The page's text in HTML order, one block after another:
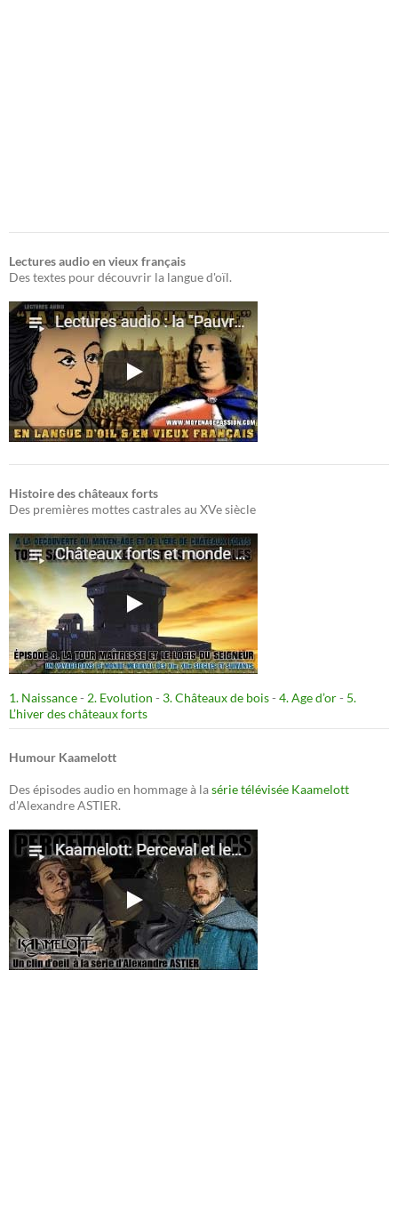
Lectures audio en vieux français
Des textes pour découvrir la langue d'oïl.
Histoire des châteaux forts
Des premières mottes castrales au XVe siècle
1. Naissance- 2. Evolution - 3. Châteaux de bois- 4. Age d’or- 5.
L’hiver des châteaux forts
Humour Kaamelott
Des épisodes audio en hommage à lasérie télévisée Kaamelott
d'Alexandre ASTIER.